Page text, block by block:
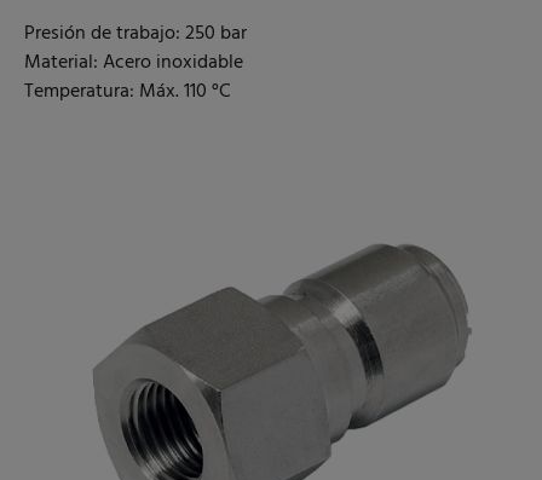
Presión de trabajo: 250 bar
Material: Acero inoxidable
Temperatura: Máx. 110 °C